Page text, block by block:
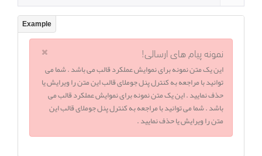
نمونه پیام های ارسالی!
این یک متن نمونه برای نموایش عملکرد قالب می باشد . شما می
توانید با مراجعه به کنترل پنل جوملای قالب این متن را ویرایش یا
حذف نمایید . این یک متن نمونه برای نموایش عملکرد قالب می
باشد . شما می توانید با مراجعه به کنترل پنل جوملای قالب این
متن را ویرایش یا حذف نمایید .